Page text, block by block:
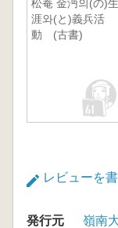
松菴 金沔의(の)生
涯와(と)義兵活
動 (古書)
レビューを書
発行元
嶺南